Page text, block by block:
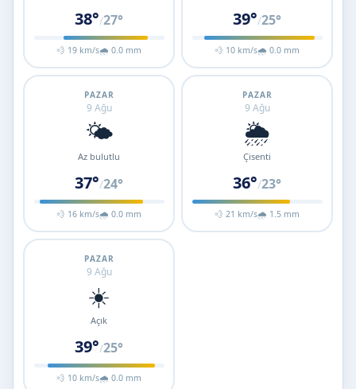
38°/27°
💨 19 km/s🌧 0.0 mm
39°/25°
💨 10 km/s🌧 0.0 mm
PAZAR
9 Ağu
🌤️
Az bulutlu
37°/24°
💨 16 km/s🌧 0.0 mm
PAZAR
9 Ağu
🌦️
Çisenti
36°/23°
💨 21 km/s🌧 1.5 mm
PAZAR
9 Ağu
☀️
Açık
39°/25°
💨 10 km/s🌧 0.0 mm